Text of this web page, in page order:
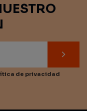
de privacidad